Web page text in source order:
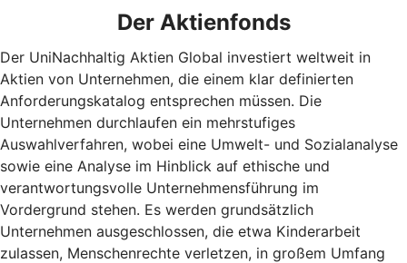
Der Aktienfonds
Der UniNachhaltig Aktien Global investiert weltweit in
Aktien von Unternehmen, die einem klar definierten
Anforderungskatalog entsprechen müssen. Die
Unternehmen durchlaufen ein mehrstufiges
Auswahlverfahren, wobei eine Umwelt- und Sozialanalyse
sowie eine Analyse im Hinblick auf ethische und
verantwortungsvolle Unternehmensführung im
Vordergrund stehen. Es werden grundsätzlich
Unternehmen ausgeschlossen, die etwa Kinderarbeit
zulassen, Menschenrechte verletzen, in großem Umfang